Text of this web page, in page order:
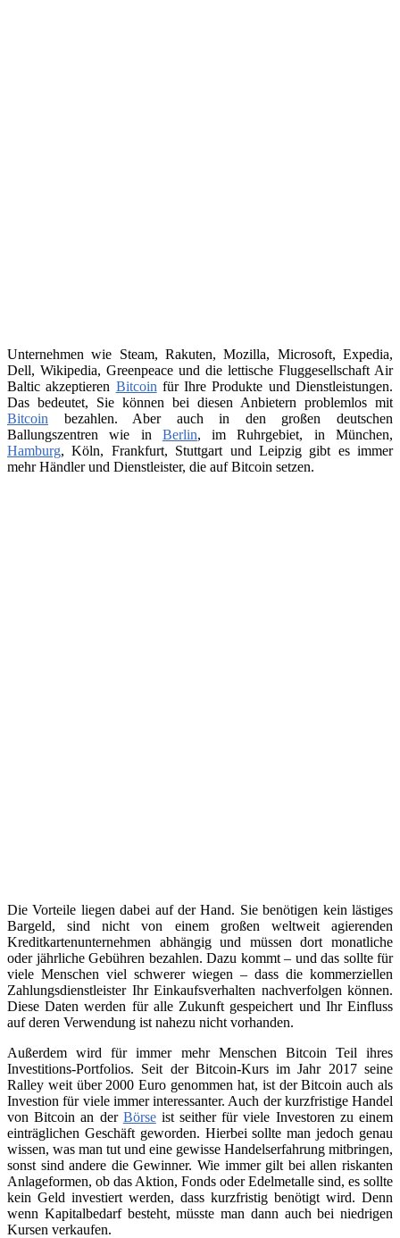
Unternehmen wie Steam, Rakuten, Mozilla, Microsoft, Expedia,
Dell, Wikipedia, Greenpeace und die lettische Fluggesellschaft Air
Baltic akzeptieren Bitcoin für Ihre Produkte und Dienstleistungen.
Das bedeutet, Sie können bei diesen Anbietern problemlos mit
Bitcoin bezahlen. Aber auch in den großen deutschen
Ballungszentren wie in Berlin, im Ruhrgebiet, in München,
Hamburg, Köln, Frankfurt, Stuttgart und Leipzig gibt es immer
mehr Händler und Dienstleister, die auf Bitcoin setzen.
Die Vorteile liegen dabei auf der Hand. Sie benötigen kein lästiges
Bargeld, sind nicht von einem großen weltweit agierenden
Kreditkartenunternehmen abhängig und müssen dort monatliche
oder jährliche Gebühren bezahlen. Dazu kommt – und das sollte für
viele Menschen viel schwerer wiegen – dass die kommerziellen
Zahlungsdienstleister Ihr Einkaufsverhalten nachverfolgen können.
Diese Daten werden für alle Zukunft gespeichert und Ihr Einfluss
auf deren Verwendung ist nahezu nicht vorhanden.
Außerdem wird für immer mehr Menschen Bitcoin Teil ihres
Investitions-Portfolios. Seit der Bitcoin-Kurs im Jahr 2017 seine
Ralley weit über 2000 Euro genommen hat, ist der Bitcoin auch als
Investion für viele immer interessanter. Auch der kurzfristige Handel
von Bitcoin an der Börseist seither für viele Investoren zu einem
einträglichen Geschäft geworden. Hierbei sollte man jedoch genau
wissen, was man tut und eine gewisse Handelserfahrung mitbringen,
sonst sind andere die Gewinner. Wie immer gilt bei allen riskanten
Anlageformen, ob das Aktion, Fonds oder Edelmetalle sind, es sollte
kein Geld investiert werden, dass kurzfristig benötigt wird. Denn
wenn Kapitalbedarf besteht, müsste man dann auch bei niedrigen
Kursen verkaufen.